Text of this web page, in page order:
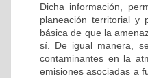
Dicha información,
planeación territorial y
básica de que la
sí. De igual manera,
contaminantes en la
emisiones asociadas a